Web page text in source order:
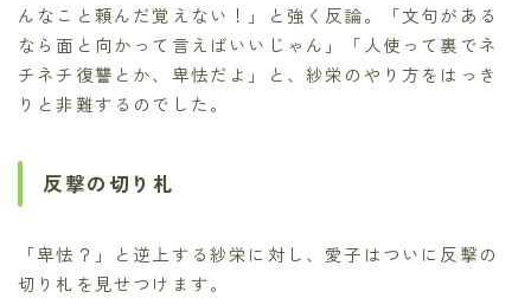
んなこと頼んだ覚えない！」と強く反論。「文句がある
なら面と向かって言えばいいじゃん」「人使って裏でネ
チネチ復讐とか、卑怯だよ」と、紗栄のやり方をはっき
りと非難するのでした。
反撃の切り札
「卑怯？」と逆上する紗栄に対し、愛子はついに反撃の
切り札を見せつけます。